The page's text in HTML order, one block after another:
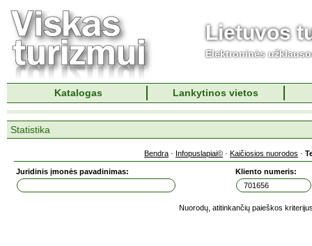
Lietuvos
Elektroninės
Katalogas Lankytinos vietos
Statistika
Bendra · Infopuslapiai© · Kaičiosios nuorodos ·
Juridinis įmonės pavadinimas: Kliento numeris:
Nuorodų, atitinkančių paieškos